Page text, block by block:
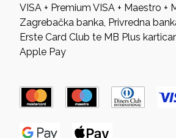
VISA + Premium VISA + Maestro +
Zagrebačka banka, Privredna
Erste Card Club te MB Plus
Apple Pay